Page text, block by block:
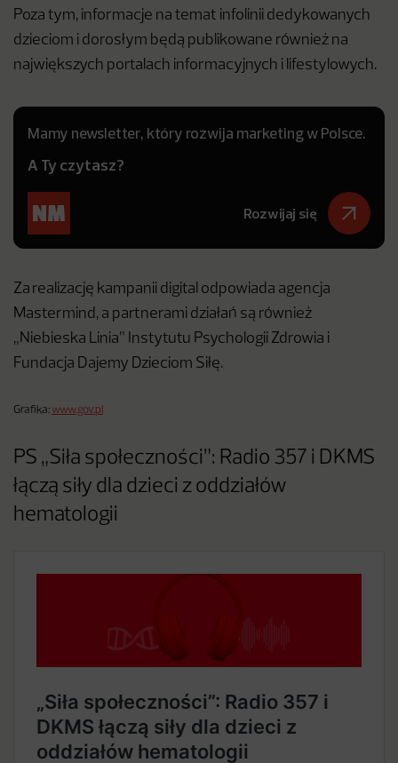
Poza tym, informacje na temat infolinii dedykowanych
dzieciom i dorosłym będą publikowane również na
największych portalach informacyjnych i lifestylowych.
Mamy newsletter, który rozwija marketing w Polsce.
A Ty czytasz?
Rozwijaj się
Za realizację kampanii digital odpowiada agencja
Mastermind, a partnerami działań są również
„Niebieska Linia” Instytutu Psychologii Zdrowia i
Fundacja Dajemy Dzieciom Siłę.
Grafika: www.gov.pl
PS „Siła społeczności”: Radio 357 i DKMS
łączą siły dla dzieci z oddziałów
hematologii